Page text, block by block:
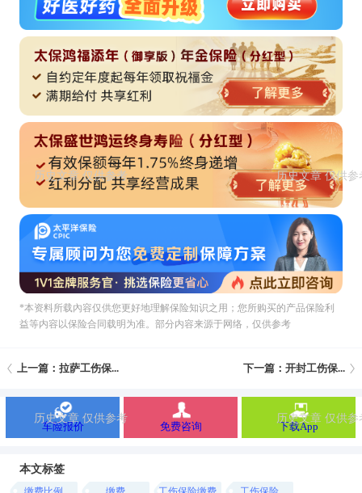
*本资料所载內容仅供您更好地理解保险知识之用；您所购买的产品保险利
益等内容以保险合同载明为准。部分内容来源于网络，仅供参考
上一篇：拉萨工伤保... 下一篇：开封工伤保...
车险报价 免费咨询 下载App
本文标签